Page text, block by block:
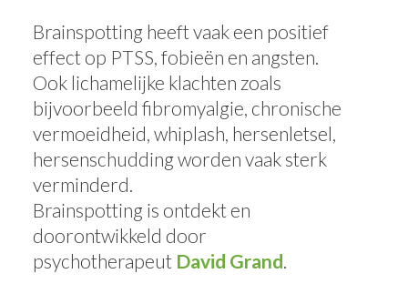
Brainspotting heeft vaak een positief
effect op PTSS, fobieën en angsten.
Ook lichamelijke klachten zoals
bijvoorbeeld fibromyalgie, chronische
vermoeidheid, whiplash, hersenletsel,
hersenschudding worden vaak sterk
verminderd.
Brainspotting is ontdekt en
doorontwikkeld door
psychotherapeut David Grand.